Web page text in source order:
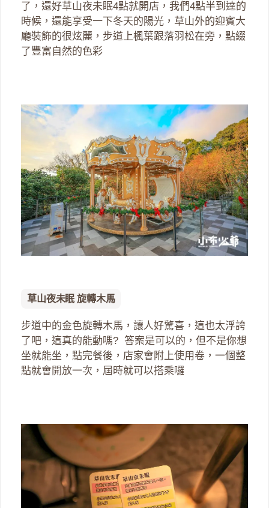
了，還好草山夜未眠4點就開店，我們4點半到達的
時候，還能享受一下冬天的陽光，草山外的迎賓大
廳裝飾的很炫麗，步道上楓葉跟落羽松在旁，點綴
了豐富自然的色彩
草山夜未眠 旋轉木馬
步道中的金色旋轉木馬，讓人好驚喜，這也太浮誇
了吧，這真的能動嗎? 答案是可以的，但不是你想
坐就能坐，點完餐後，店家會附上使用卷，一個整
點就會開放一次，屆時就可以搭乘囉